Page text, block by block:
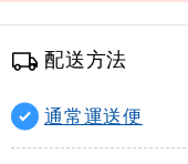
配送方法
通常運送便